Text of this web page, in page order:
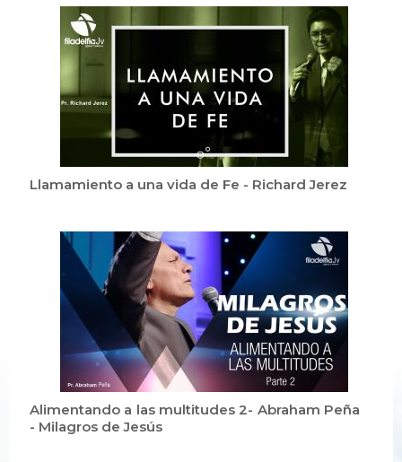
Llamamiento a una vida de Fe - Richard Jerez
Alimentando a las multitudes 2- Abraham Peña
- Milagros de Jesús